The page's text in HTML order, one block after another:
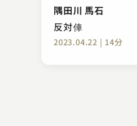
隅田川 馬石
反対俥
2023.04.22 | 14分
首領が行く！
2023.10.29 | 15分